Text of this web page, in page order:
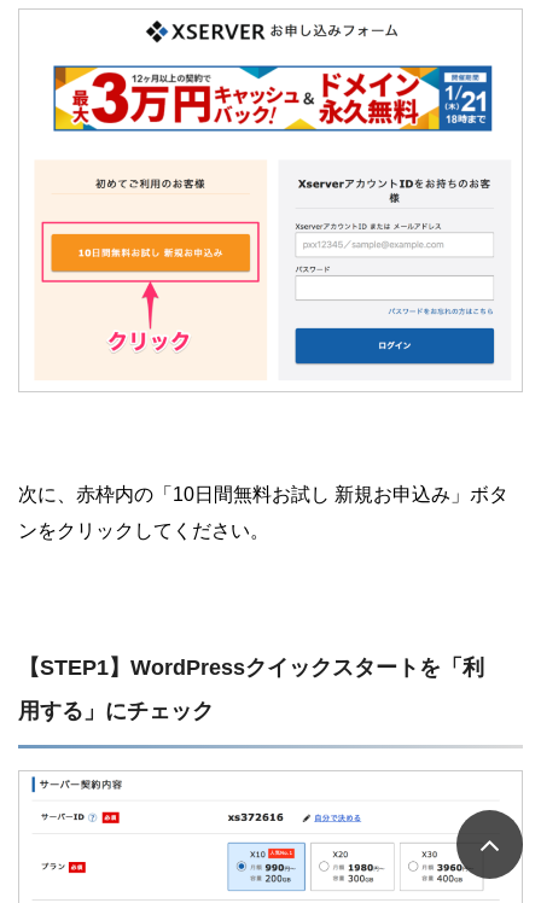
次に、赤枠内の「10日間無料お試し 新規お申込み」ボタ
ンをクリックしてください。
【STEP1】WordPressクイックスタートを「利
用する」にチェック